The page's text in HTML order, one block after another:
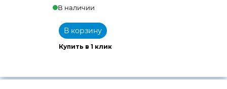
В наличии
Купить в 1 клик
В корзину